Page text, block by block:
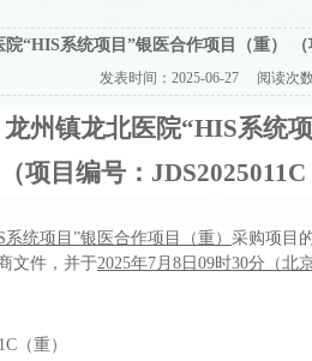
“HIS系统项目”银医合作项目（重）
发表时间： 2025-06-27阅读次数
龙州镇龙北医院“HIS系统
（项目编号： JDS2025011C
系统项目”银医合作项目（重） 采购项目
文件，并于2025年7月 8 日 09时30分（北
（重）